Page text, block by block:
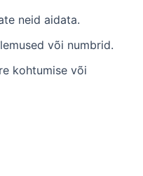
neid aidata.
või numbrid.
kohtumise või